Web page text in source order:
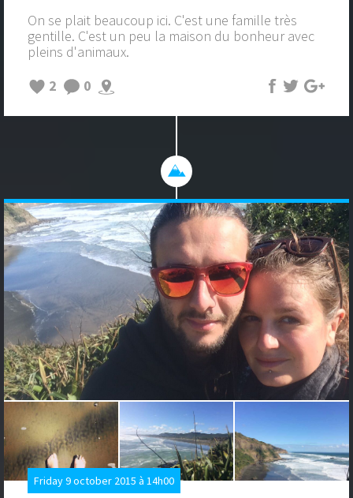
On se plait beaucoup ici. C'est une famille très
gentille. C'est un peu la maison du bonheur avec
pleins d'animaux.
2
0
Friday 9 october 2015 à 14h00